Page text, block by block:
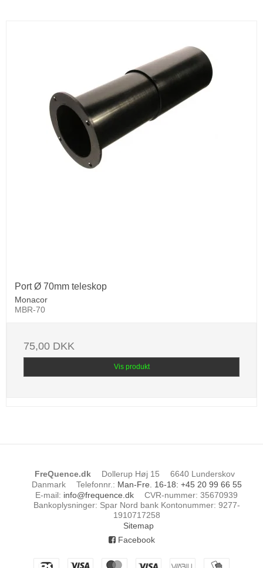
Port Ø 70mm teleskop
Monacor
MBR-70
75,00 DKK
Vis produkt
FreQuence.dk Dollerup Høj 15
6640 Lunderskov
Danmark
Telefonnr.: Man-Fre. 16-18: +45 20 99 66 55
E-mail: info@frequence.dk CVR-nummer: 35670939
Bankoplysninger: Spar Nord bank Kontonummer: 9277-
1910717258
Sitemap
Facebook